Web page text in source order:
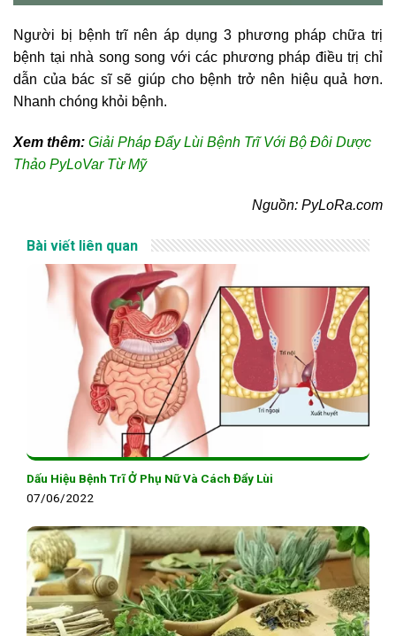
Người bị bệnh trĩ nên áp dụng 3 phương pháp chữa trị
bệnh tại nhà song song với các phương pháp điều trị chỉ
dẫn của bác sĩ sẽ giúp cho bệnh trở nên hiệu quả hơn.
Nhanh chóng khỏi bệnh.
Xem thêm: Giải Pháp Đẩy Lùi Bệnh Trĩ Với Bộ Đôi Dược
Thảo PyLoVar Từ Mỹ
Nguồn: PyLoRa.com
Bài viết liên quan
Dấu Hiệu Bệnh Trĩ Ở Phụ Nữ Và Cách Đẩy Lùi
07/06/2022